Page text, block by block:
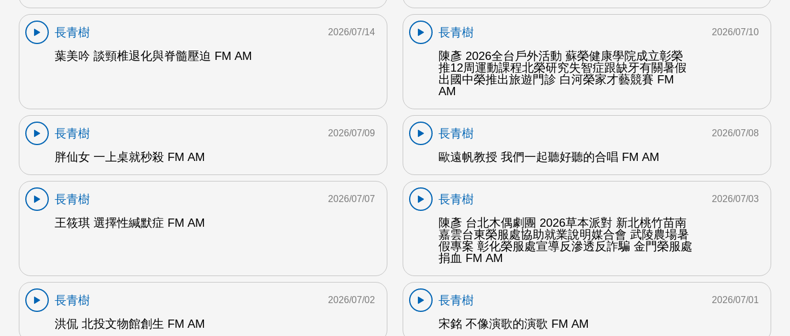
長青樹
葉美吟 談頸椎退化與脊髓壓迫 FM AM
2026/07/14
長青樹
陳彥 2026全台戶外活動 蘇榮健康學院成立彰榮
推12周運動課程北榮研究失智症跟缺牙有關暑假
出國中榮推出旅遊門診 白河榮家才藝競賽 FM
AM
2026/07/10
長青樹
胖仙女 一上桌就秒殺 FM AM
2026/07/09
長青樹
歐遠帆教授 我們一起聽好聽的合唱 FM AM
2026/07/08
長青樹
王筱琪 選擇性緘默症 FM AM
2026/07/07
長青樹
陳彥 台北木偶劇團 2026草本派對 新北桃竹苗南
嘉雲台東榮服處協助就業說明媒合會 武陵農場暑
假專案 彰化榮服處宣導反滲透反詐騙 金門榮服處
捐血 FM AM
2026/07/03
長青樹
洪侃 北投文物館創生 FM AM
2026/07/02
長青樹
宋銘 不像演歌的演歌 FM AM
2026/07/01